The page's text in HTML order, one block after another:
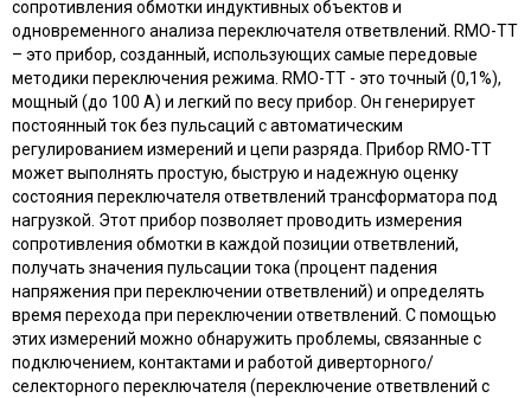
сопротивления обмотки индуктивных объектов и
одновременного анализа переключателя ответвлений. RMO-TT
– это прибор, созданный, использующих самые передовые
методики переключения режима. RMO-TT - это точный (0,1%),
мощный (до 100 A) и легкий по весу прибор. Он генерирует
постоянный ток без пульсаций с автоматическим
регулированием измерений и цепи разряда. Прибор RMO-TT
может выполнять простую, быструю и надежную оценку
состояния переключателя ответвлений трансформатора под
нагрузкой. Этот прибор позволяет проводить измерения
сопротивления обмотки в каждой позиции ответвлений,
получать значения пульсации тока (процент падения
напряжения при переключении ответвлений) и определять
время перехода при переключении ответвлений. С помощью
этих измерений можно обнаружить проблемы, связанные с
подключением, контактами и работой диверторного/
селекторного переключателя (переключение ответвлений с